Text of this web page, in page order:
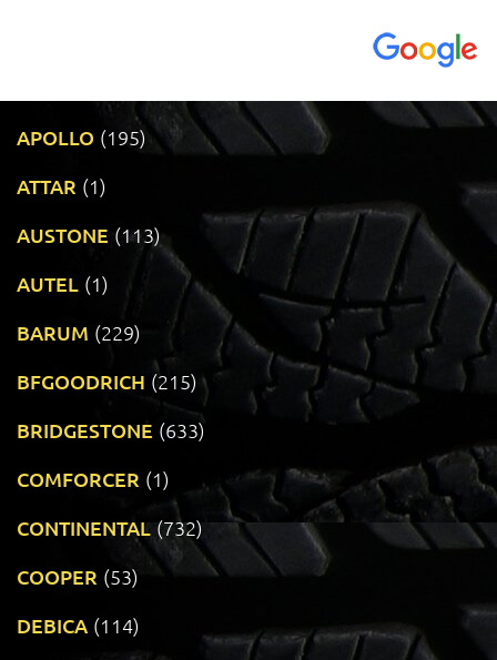
APOLLO (195)
ATTAR (1)
AUSTONE (113)
AUTEL (1)
BARUM (229)
BFGOODRICH (215)
BRIDGESTONE (633)
COMFORCER (1)
CONTINENTAL (732)
COOPER (53)
DEBICA (114)